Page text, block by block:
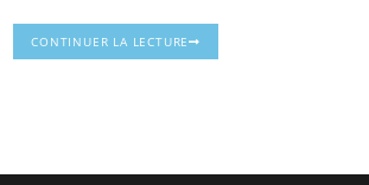
CONTINUER LA LECTURE